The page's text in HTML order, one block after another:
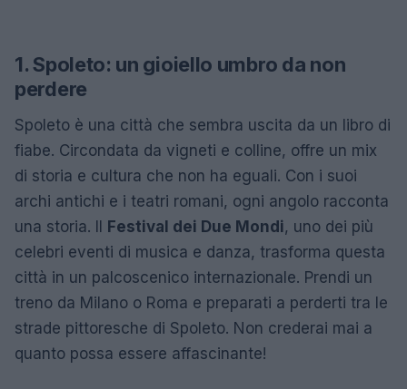
1. Spoleto: un gioiello umbro da non
perdere
Spoleto è una città che sembra uscita da un libro di
fiabe. Circondata da vigneti e colline, offre un mix
di storia e cultura che non ha eguali. Con i suoi
archi antichi e i teatri romani, ogni angolo racconta
una storia. Il
Festival dei Due Mondi, uno dei più
celebri eventi di musica e danza, trasforma questa
città in un palcoscenico internazionale. Prendi un
treno da Milano o Roma e preparati a perderti tra le
strade pittoresche di Spoleto. Non crederai mai a
quanto possa essere affascinante!